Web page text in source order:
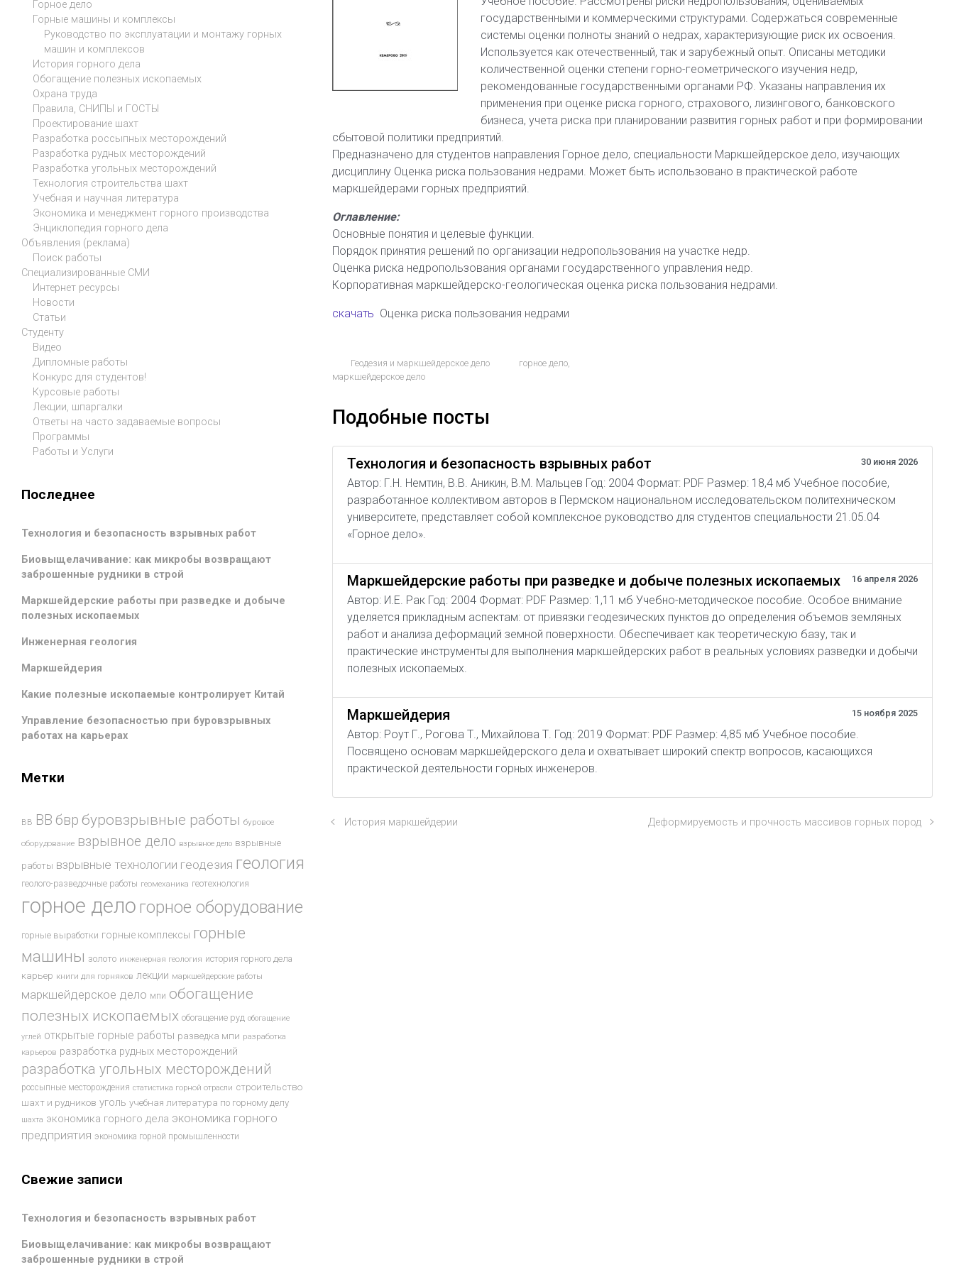
государственными и коммерческими структурами. Содержаться современные
системы оценки полноты знаний о недрах, характеризующие риск их освоения.
Используется как отечественный, так и зарубежный опыт. Описаны методики
количественной оценки степени горно-геометрического изучения недр,
рекомендованные государственными органами РФ. Указаны направления их
применения при оценке риска горного, страхового, лизингового, банковского
бизнеса, учета риска при планировании развития горных работ и при формировании
сбытовой политики предприятий.
Предназначено для студентов направления Горное дело, специальности Маркшейдерское дело, изучающих
дисциплину Оценка риска пользования недрами. Может быть использовано в практической работе
маркшейдерами горных предприятий.
Оглавление:
Основные понятия и целевые функции.
Порядок принятия решений по организации недропользования на участке недр.
Оценка риска недропользования органами государственного управления недр.
Корпоративная маркшейдерско-геологическая оценка риска пользования недрами.
скачать Оценка риска пользования недрами
Геодезия и маркшейдерское дело горное дело,
маркшейдерское дело
Подобные посты
Технология и безопасность взрывных работ 30 июня 2026
Автор: Г.Н. Немтин, В.В. Аникин, В.М. Мальцев Год: 2004 Формат: PDF Размер: 18,4 мб Учебное пособие,
разработанное коллективом авторов в Пермском национальном исследовательском политехническом
университете, представляет собой комплексное руководство для студентов специальности 21.05.04
«Горное дело».
Маркшейдерские работы при разведке и добыче полезных ископаемых 16 апреля 2026
Автор: И.Е. Рак Год: 2004 Формат: PDF Размер: 1,11 мб Учебно-методическое пособие. Особое внимание
уделяется прикладным аспектам: от привязки геодезических пунктов до определения объемов земляных
работ и анализа деформаций земной поверхности. Обеспечивает как теоретическую базу, так и
практические инструменты для выполнения маркшейдерских работ в реальных условиях разведки и добычи
полезных ископаемых.
Маркшейдерия 15 ноября 2025
Автор: Роут Г., Рогова Т., Михайлова Т. Год: 2019 Формат: PDF Размер: 4,85 мб Учебное пособие.
Посвящено основам маркшейдерского дела и охватывает широкий спектр вопросов, касающихся
практической деятельности горных инженеров.
История маркшейдерии Деформируемость и прочность массивов горных пород
Горное дело
Горные машины и комплексы
Руководство по эксплуатации и монтажу горных
машин и комплексов
История горного дела
Обогащение полезных ископаемых
Охрана труда
Правила, СНИПЫ и ГОСТЫ
Проектирование шахт
Разработка россыпных месторождений
Разработка рудных месторождений
Разработка угольных месторождений
Технология строительства шахт
Учебная и научная литература
Экономика и менеджмент горного производства
Энциклопедия горного дела
Объявления (реклама)
Поиск работы
Специализированные СМИ
Интернет ресурсы
Новости
Статьи
Студенту
Видео
Дипломные работы
Конкурс для студентов!
Курсовые работы
Лекции, шпаргалки
Ответы на часто задаваемые вопросы
Программы
Работы и Услуги
Последнее
Технология и безопасность взрывных работ
Биовыщелачивание: как микробы возвращают
заброшенные рудники в строй
Маркшейдерские работы при разведке и добыче
полезных ископаемых
Инженерная геология
Маркшейдерия
Какие полезные ископаемые контролирует Китай
Управление безопасностью при буровзрывных
работах на карьерах
Метки
ВВ ВВ бвр буровзрывные работы буровое
оборудование взрывное дело взрывное дело взрывные
работы взрывные технологии геодезия геология
геолого-разведочные работы геомеханика геотехнология
горное дело горное оборудование
горные выработки горные комплексы горные
машины золото инженерная геология история горного дела
карьер книги для горняков лекции маркшейдерские работы
маркшейдерское дело мпи обогащение
полезных ископаемых обогащение руд обогащение
углей открытые горные работы разведка мпи разработка
карьеров разработка рудных месторождений
разработка угольных месторождений
россыпные месторождения статистика горной отрасли строительство
шахт и рудников уголь учебная литература по горному делу
шахта экономика горного дела экономика горного
предприятия экономика горной промышленности
Свежие записи
Технология и безопасность взрывных работ
Биовыщелачивание: как микробы возвращают
заброшенные рудники в строй